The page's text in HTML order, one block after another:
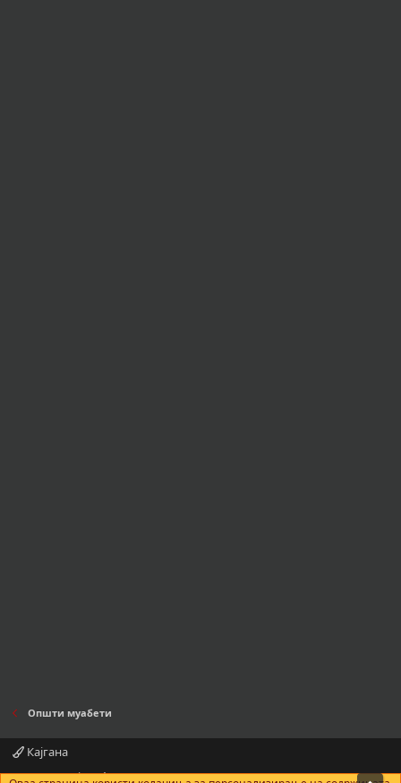
Општи муабети
Кајгана
Контактирајте нè
Правила и услови Политика за приватност